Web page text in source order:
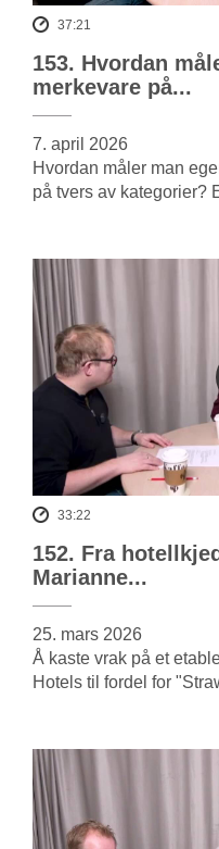
37:21
153. Hvordan
merkevare på...
7. april 2026
Hvordan måler man
på tvers av kategorier?
33:22
152. Fra
Marianne...
25. mars 2026
Å kaste vrak på et
Hotels til fordel for